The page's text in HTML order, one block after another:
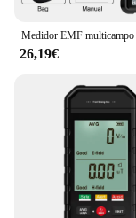
26,19€